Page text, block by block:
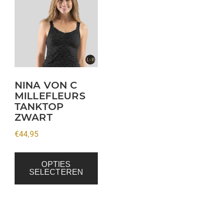
NINA VON C
MILLEFLEURS
TANKTOP
ZWART
€44,95
OPTIES
SELECTEREN
meerdere
variaties.
optie
kan
gekozen
worden
op
de